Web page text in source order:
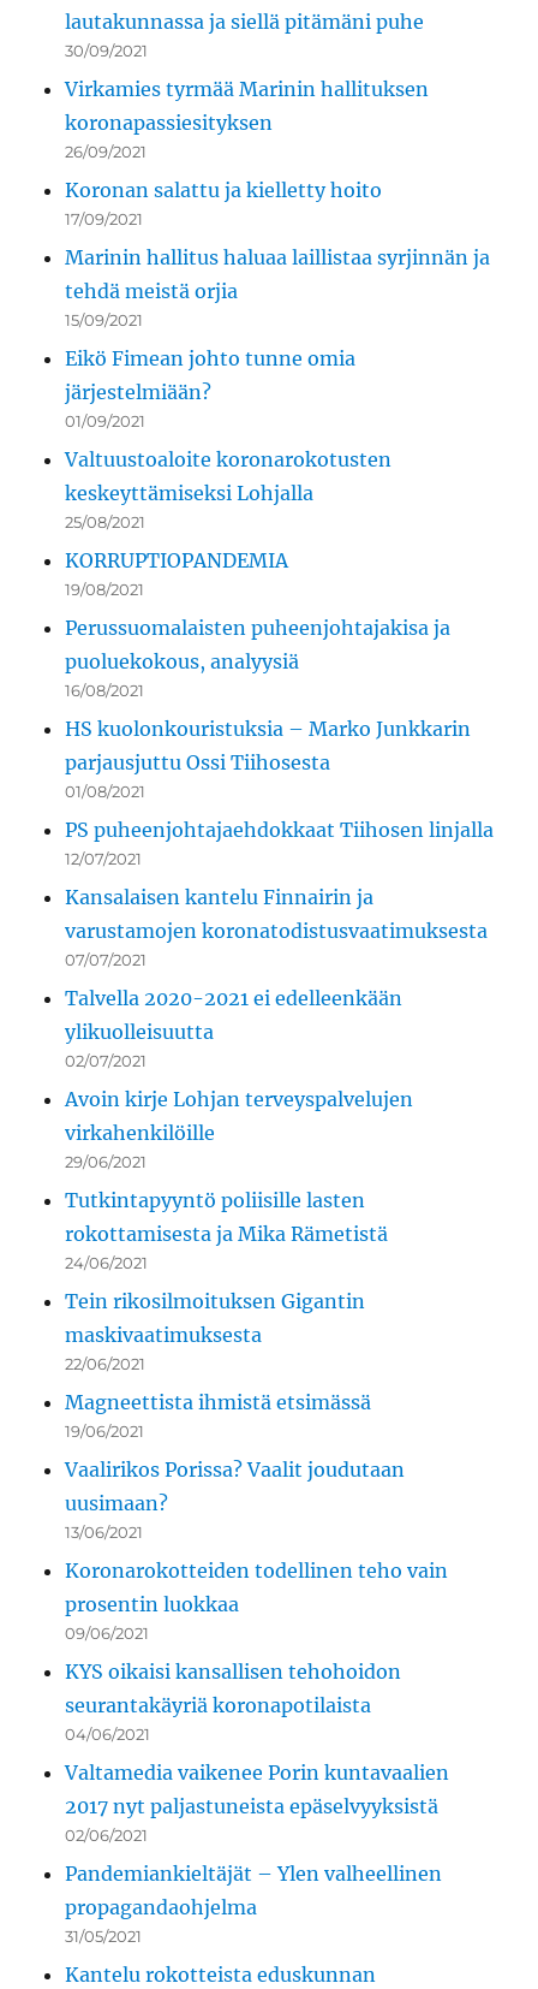
lautakunnassa ja siellä pitämäni puhe
30/09/2021
Virkamies tyrmää Marinin hallituksen
koronapassiesityksen
26/09/2021
Koronan salattu ja kielletty hoito
17/09/2021
Marinin hallitus haluaa laillistaa syrjinnän ja
tehdä meistä orjia
15/09/2021
Eikö Fimean johto tunne omia
järjestelmiään?
01/09/2021
Valtuustoaloite koronarokotusten
keskeyttämiseksi Lohjalla
25/08/2021
KORRUPTIOPANDEMIA
19/08/2021
Perussuomalaisten puheenjohtajakisa ja
puoluekokous, analyysiä
16/08/2021
HS kuolonkouristuksia – Marko Junkkarin
parjausjuttu Ossi Tiihosesta
01/08/2021
PS puheenjohtajaehdokkaat Tiihosen linjalla
12/07/2021
Kansalaisen kantelu Finnairin ja
varustamojen koronatodistusvaatimuksesta
07/07/2021
Talvella 2020-2021 ei edelleenkään
ylikuolleisuutta
02/07/2021
Avoin kirje Lohjan terveyspalvelujen
virkahenkilöille
29/06/2021
Tutkintapyyntö poliisille lasten
rokottamisesta ja Mika Rämetistä
24/06/2021
Tein rikosilmoituksen Gigantin
maskivaatimuksesta
22/06/2021
Magneettista ihmistä etsimässä
19/06/2021
Vaalirikos Porissa? Vaalit joudutaan
uusimaan?
13/06/2021
Koronarokotteiden todellinen teho vain
prosentin luokkaa
09/06/2021
KYS oikaisi kansallisen tehohoidon
seurantakäyriä koronapotilaista
04/06/2021
Valtamedia vaikenee Porin kuntavaalien
2017 nyt paljastuneista epäselvyyksistä
02/06/2021
Pandemiankieltäjät – Ylen valheellinen
propagandaohjelma
31/05/2021
Kantelu rokotteista eduskunnan